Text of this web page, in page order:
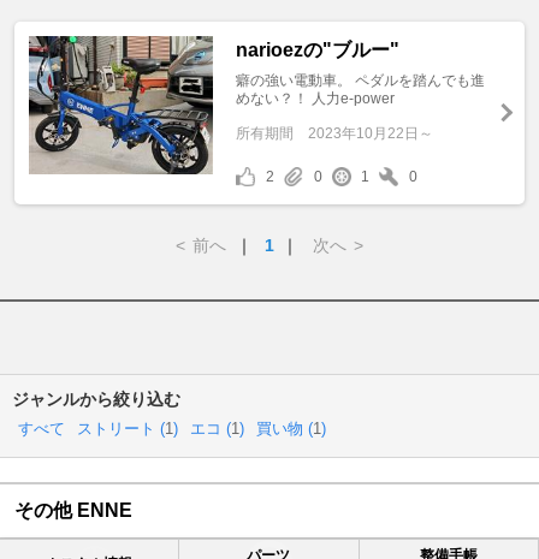
narioezの"ブルー"
癖の強い電動車。 ペダルを踏んでも進
めない？！ 人力e-power
所有期間 2023年10月22日～
2 0 1 0
< 前へ ｜ 1 ｜ 次へ >
ジャンルから絞り込む
すべて ストリート (1) エコ (1) 買い物 (1)
その他 ENNE
パーツ 整備手帳